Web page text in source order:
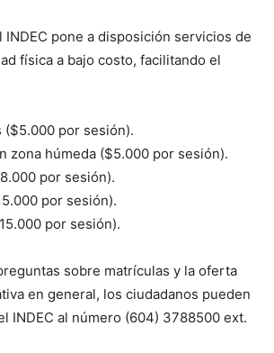
pone a disposición servicios de
física a bajo costo, facilitando el
($5.000 por sesión).
zona húmeda ($5.000 por sesión).
por sesión).
por sesión).
por sesión).
sobre matrículas y la oferta
en general, los ciudadanos pueden
INDEC al número (604) 3788500 ext.